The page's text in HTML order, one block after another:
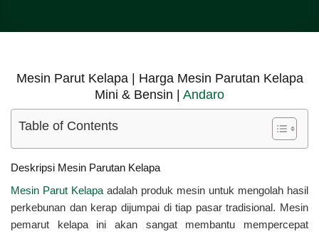
Mesin Parut Kelapa | Harga Mesin Parutan Kelapa
Mini & Bensin | Andaro
Table of Contents
Deskripsi Mesin Parutan Kelapa
Mesin Parut Kelapa adalah produk mesin untuk mengolah hasil
perkebunan dan kerap dijumpai di tiap pasar tradisional. Mesin
pemarut kelapa ini akan sangat membantu mempercepat